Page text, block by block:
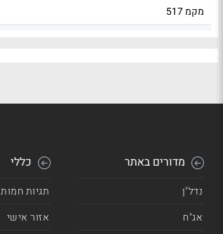
מקמ 517
מדורים באתר
נדל"ן
אג"ח
כללי
תגיות חמות
אזור אישי